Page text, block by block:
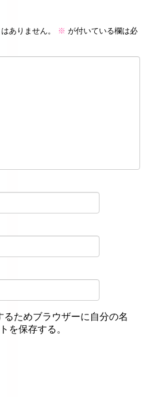
ありません。 ※ が付いている欄は必
ためブラウザーに自分の名
を保存する。